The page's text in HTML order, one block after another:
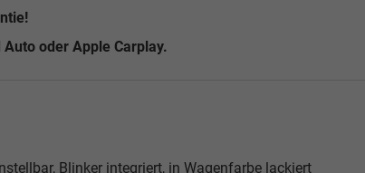
oder Apple Carplay.
Blinker integriert, in Wagenfarbe lackiert